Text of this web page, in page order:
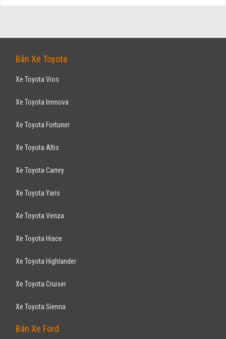
Bán Xe Toyota
Xe Toyota Vios
Xe Toyota Innnova
Xe Toyota Fortuner
Xe Toyota Altis
Xe Toyota Camry
Xe Toyota Yaris
Xe Toyota Venza
Xe Toyota Hiace
Xe Toyota Highlander
Xe Toyota Cruiser
Xe Toyota Sienna
Bán Xe Ford